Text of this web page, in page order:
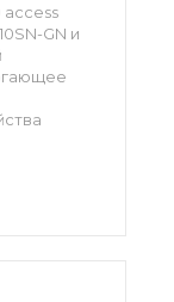
access
GN и